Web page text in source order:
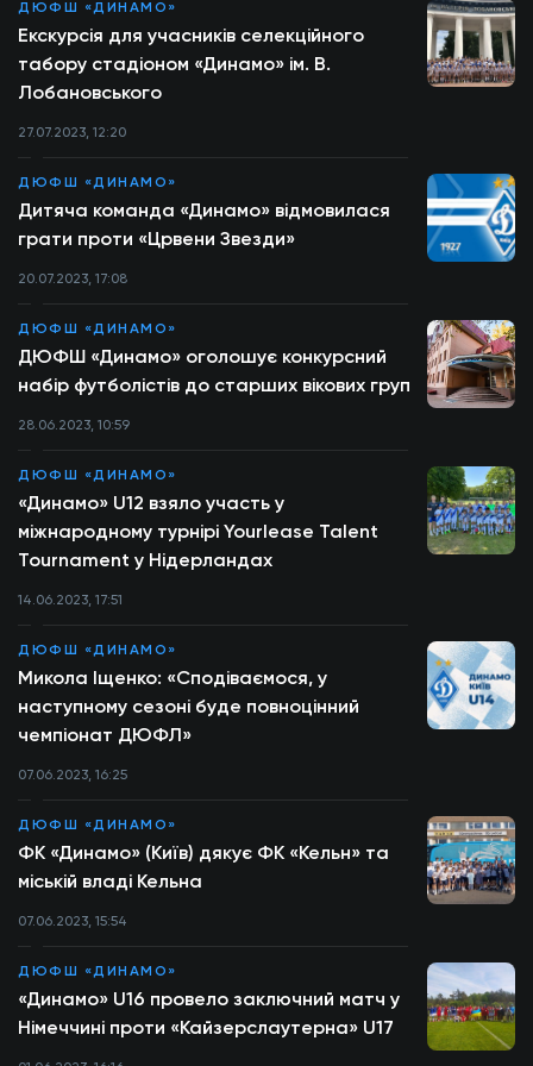
ДЮФШ «ДИНАМО»
Екскурсія для учасників селекційного
табору стадіоном «Динамо» ім. В.
Лобановського
27.07.2023, 12:20
ДЮФШ «ДИНАМО»
Дитяча команда «Динамо» відмовилася
грати проти «Црвени Звезди»
20.07.2023, 17:08
ДЮФШ «ДИНАМО»
ДЮФШ «Динамо» оголошує конкурсний
набір футболістів до старших вікових груп
28.06.2023, 10:59
ДЮФШ «ДИНАМО»
«Динамо» U12 взяло участь у
міжнародному турнірі Yourlease Talent
Tournament у Нідерландах
14.06.2023, 17:51
ДЮФШ «ДИНАМО»
Микола Іщенко: «Сподіваємося, у
наступному сезоні буде повноцінний
чемпіонат ДЮФЛ»
07.06.2023, 16:25
ДЮФШ «ДИНАМО»
ФК «Динамо» (Київ) дякує ФК «Кельн» та
міській владі Кельна
07.06.2023, 15:54
ДЮФШ «ДИНАМО»
«Динамо» U16 провело заключний матч у
Німеччині проти «Кайзерслаутерна» U17